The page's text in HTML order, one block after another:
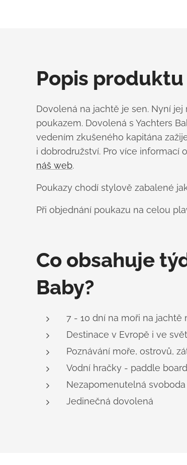
Popis produktu
Dovolená na jachtě je sen. Nyní
poukazem. Dovolená s Yachters
vedením zkušeného kapitána
i dobrodružství. Pro více informací
náš web.
Poukazy chodí stylově zabalené
Při objednání poukazu na celou
Co obsahuje
Baby?
7 - 10 dní na moři na jachtě
Destinace v Evropě i ve
Poznávání moře, ostrovů,
Vodní hračky - paddle
Nezapomenutelná
Jedinečná dovolená